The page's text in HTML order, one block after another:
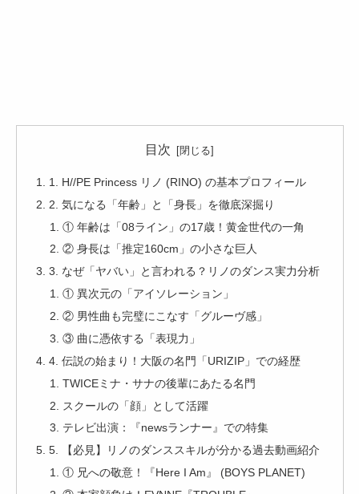
目次
1. H//PE Princess リノ (RINO) の基本プロフィール
2. 気になる「年齢」と「身長」を徹底深掘り
① 年齢は「08ライン」の17歳！黄金世代の一角
② 身長は「推定160cm」の小さな巨人
3. なぜ「ヤバい」と言われる？リノのダンス実力分析
① 異次元の「アイソレーション」
② 男性曲も完璧にこなす「グルーヴ感」
③ 曲に憑依する「表現力」
4. 伝説の始まり！大阪の名門「URIZIP」での経歴
TWICEミナ・サナの後輩にあたる名門
スクールの「顔」として活躍
テレビ出演：『newsランナー』での特集
5. 【必見】リノのダンススキルが分かる過去動画紹介
① 兄への敬意！『Here I Am』 (BOYS PLANET)